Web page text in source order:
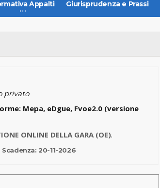
Appalti Giurisprudenza e Prassi
privato
Mepa, eDgue, Fvoe2.0 (versione
ONLINE DELLA GARA (OE).
Scadenza: 20-11-2026